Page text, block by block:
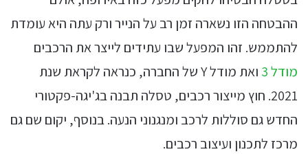
ההבטחה הזו נשארה זמן רב על הנייר ורק עתה היא עומדת
להתממש. זהו המפעל שבו עתידים לייצר את הרכבים
מודל 3
ואת מודל Y של החברה, כנראה לקראת שנת
2021. חוץ מייצור רכבים, טסלה תבנה בג'יגה-פקטורי
החדש גם סוללות לרכב ומנגנוני הנעה. בנוסף, יקום שם גם
מרכז לתכנון ועיצוב רכבים.